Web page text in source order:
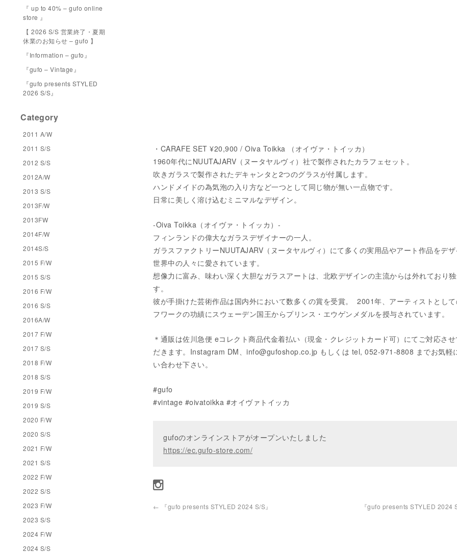
・CARAFE SET ¥20,900 / Oiva Toikka （オイヴァ・トイッカ）
1960年代にNUUTAJARV（ヌータヤルヴィ）社で製作されたカラフェセット。
吹きガラスで製作されたデキャンタと2つのグラスが付属します。
ハンドメイドの為気泡の入り方など一つとして同じ物が無い一点物です。
日常に美しく溶け込むミニマルなデザイン。
-Oiva Toikka（オイヴァ・トイッカ）-
フィンランドの偉大なガラスデザイナーの一人。
ガラスファクトリーNUUTAJARV（ヌータヤルヴィ）にて多くの実用品やアート作品をデザ
世界中の人々に愛されています。
想像力に富み、味わい深く大胆なガラスアートは、北欧デザインの主流からは外れており
す。
彼が手掛けた芸術作品は国内外において数多くの賞を受賞。 2001年、アーティストとして
フワークの功績にスウェーデン国王からプリンス・エウゲンメダルを授与されています。
＊通販は佐川急便 eコレクト商品代金着払い（現金・クレジットカード可）にてご対応させ
だきます。Instagram DM、info@gufoshop.co.jp もしくは tel, 052-971-8808 までお気軽
い合わせ下さい。
#gufo
#vintage #oivatoikka #オイヴァトイッカ
gufoのオンラインストアがオープンいたしました
https://ec.gufo-store.com/
← 『gufo presents STYLED 2024 S/S』 『gufo presents STYLED 2024
『 up to 40% – gufo online
store 』
【 2026 S/S 営業終了・夏期
休業のお知らせ – gufo 】
『Information – gufo』
『gufo – Vintage』
『gufo presents STYLED
2026 S/S』
Category
2011 A/W
2011 S/S
2012 S/S
2012A/W
2013 S/S
2013F/W
2013FW
2014F/W
2014S/S
2015 F/W
2015 S/S
2016 F/W
2016 S/S
2016A/W
2017 F/W
2017 S/S
2018 F/W
2018 S/S
2019 F/W
2019 S/S
2020 F/W
2020 S/S
2021 F/W
2021 S/S
2022 F/W
2022 S/S
2023 F/W
2023 S/S
2024 F/W
2024 S/S